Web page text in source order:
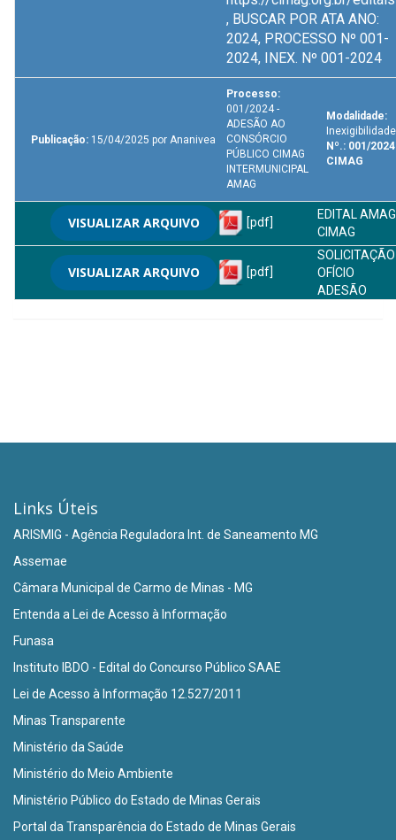
, BUSCAR POR ATA ANO:
2024, PROCESSO Nº 001-
2024, INEX. Nº 001-2024
Publicação: 15/04/2025 por Ananivea
Processo:
001/2024 -
ADESÃO AO
CONSÓRCIO
PÚBLICO CIMAG
INTERMUNICIPAL
AMAG
Modalidade:
Inexigibilidade
Nº.: 001/2024
CIMAG
VISUALIZAR ARQUIVO [pdf]
EDITAL AMAG
CIMAG
VISUALIZAR ARQUIVO [pdf]
OFÍCIO
ADESÃO
Links Úteis
ARISMIG - Agência Reguladora Int. de Saneamento MG
Assemae
Câmara Municipal de Carmo de Minas - MG
Entenda a Lei de Acesso à Informação
Funasa
Instituto IBDO - Edital do Concurso Público SAAE
Lei de Acesso à Informação 12.527/2011
Minas Transparente
Ministério da Saúde
Ministério do Meio Ambiente
Ministério Público do Estado de Minas Gerais
Portal da Transparência do Estado de Minas Gerais